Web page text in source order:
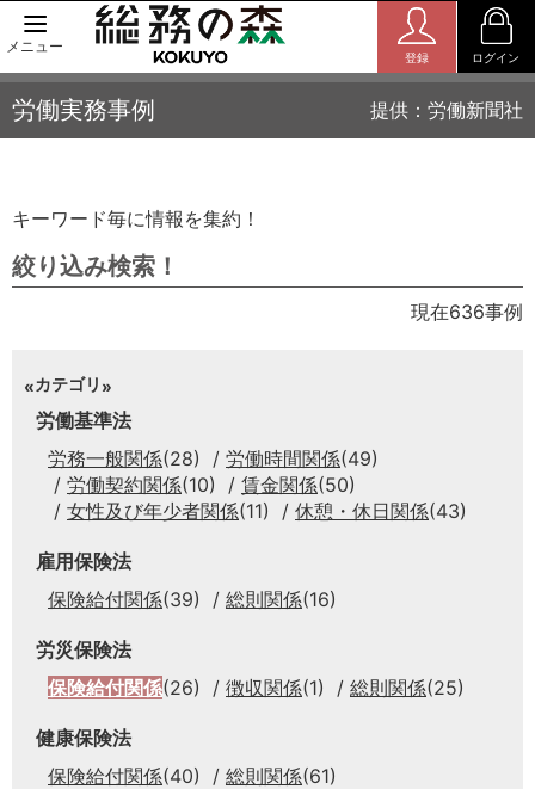
メニュー
登録 ログイン
労働実務事例 提供：労働新聞社
キーワード毎に情報を集約！
絞り込み検索！
現在636事例
カテゴリ
労働基準法
労務一般関係(28) 労働時間関係(49)
労働契約関係(10) 賃金関係(50)
女性及び年少者関係(11) 休憩・休日関係(43)
雇用保険法
保険給付関係(39) 総則関係(16)
労災保険法
保険給付関係(26) 徴収関係(1) 総則関係(25)
健康保険法
保険給付関係(40) 総則関係(61)